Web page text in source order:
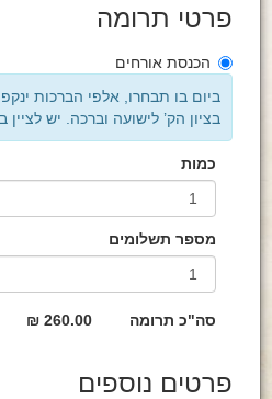
פרטי תרומה
הכנסת אורחים
ביום בו תבחרו, אלפי הברכות
בציון הק’ לישועה וברכה. יש
כמות
מספר תשלומים
סה"כ תרומה 260.00 ₪
פרטים נוספים